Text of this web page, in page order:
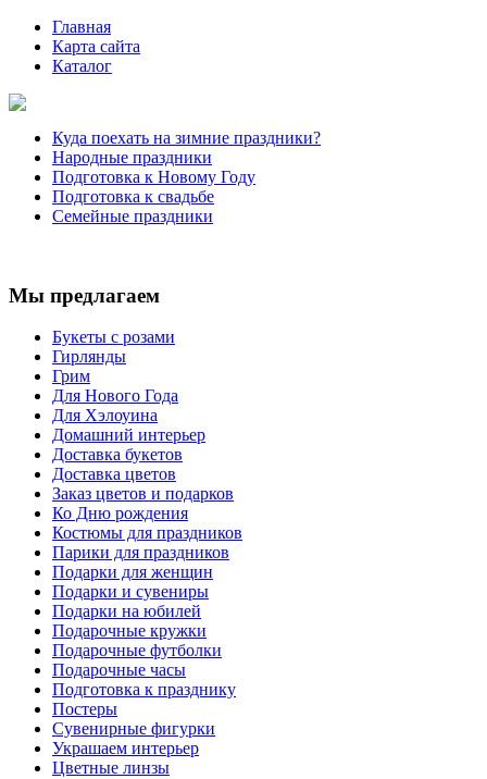
Главная
Карта сайта
Каталог
Куда поехать на зимние праздники?
Народные праздники
Подготовка к Новому Году
Подготовка к свадьбе
Семейные праздники
Мы предлагаем
Букеты с розами
Гирлянды
Грим
Для Нового Года
Для Хэлоуина
Домашний интерьер
Доставка букетов
Доставка цветов
Заказ цветов и подарков
Ко Дню рождения
Костюмы для праздников
Парики для праздников
Подарки для женщин
Подарки и сувениры
Подарки на юбилей
Подарочные кружки
Подарочные футболки
Подарочные часы
Подготовка к празднику
Постеры
Сувенирные фигурки
Украшаем интерьер
Цветные линзы